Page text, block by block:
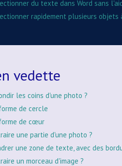
du texte dans Word sans
rapidement plusieurs objets
vedette
les coins d'une photo ?
de cercle
de cœur
une partie d'une photo ?
une zone de texte, avec des
un morceau d'image ?